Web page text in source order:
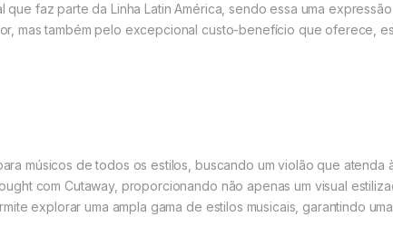
faz parte da Linha Latin América, sendo essa uma
mas também pelo excepcional custo-benefício que oferece,
músicos de todos os estilos, buscando um violão que atenda
com Cutaway, proporcionando não apenas um visual
explorar uma ampla gama de estilos musicais, garantindo